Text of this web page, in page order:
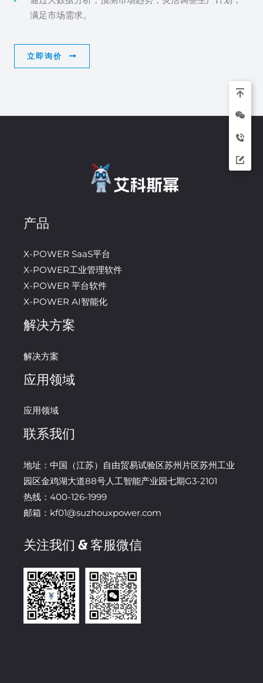
满足市场需求。
立即询价
产品
X-POWER SaaS平台
X-POWER工业管理软件
X-POWER 平台软件
X-POWER AI智能化
解决方案
解决方案
应用领域
应用领域
联系我们
地址：中国（江苏）自由贸易试验区苏州片区苏州工业
园区金鸡湖大道88号人工智能产业园七期G3-2101
热线：400-126-1999
邮箱：kf01@suzhouxpower.com
关注我们 & 客服微信